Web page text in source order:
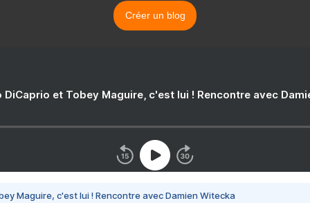
Créer un blog
DiCaprio et Tobey Maguire, c'est lui ! Rencontre avec
Maguire, c'est lui ! Rencontre avec Damien Witecka